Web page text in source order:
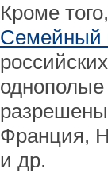
Кроме
Семейный
Франция,
и др.